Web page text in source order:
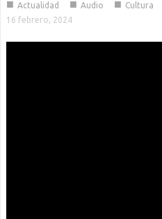
■ Actualidad ■ Audio ■ Cultura
16 febrero, 2024